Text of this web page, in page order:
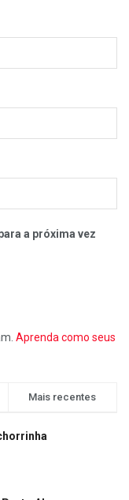
a próxima vez
Aprenda como seus
Mais recentes